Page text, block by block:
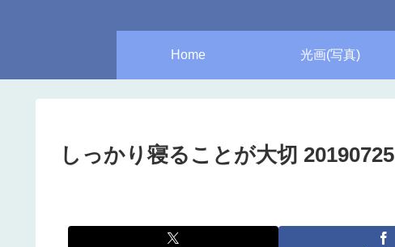
Home 光画(写真)
しっかり寝ることが大切 20190725